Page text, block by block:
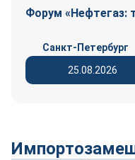
Форум «Нефтегаз:
25.08.2026
Санкт-Петербург